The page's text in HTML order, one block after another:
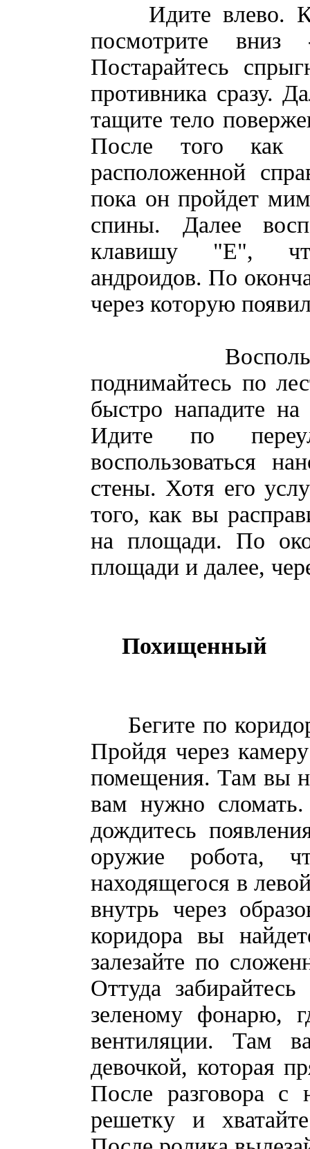
Идите влево.
посмотрите
Постарайтесь
противника сразу.
тащите тело
После того как
расположенной
пока он пройдет
спины. Далее
клавишу "Е",
андроидов. По
через которую
поднимайтесь по
быстро нападите
Идите по
воспользоваться
стены. Хотя его
того, как вы
на площади. По
площади и далее,
Похищенный
Бегите по
Пройдя через
помещения. Там вы
вам нужно
дождитесь
оружие робота,
находящегося в
внутрь через
коридора вы
залезайте по
Оттуда
зеленому фонарю,
вентиляции. Там
девочкой, которая
После разговора с
решетку и